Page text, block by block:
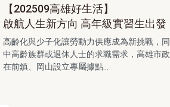
【202509高雄好生活】
啟航人生新方向 高年級實習生出發
高齡化與少子化讓勞動力供應成為新挑戰，
中高齡族群或退休人士的求職需求，高雄市
在前鎮、岡山設立專屬據點...